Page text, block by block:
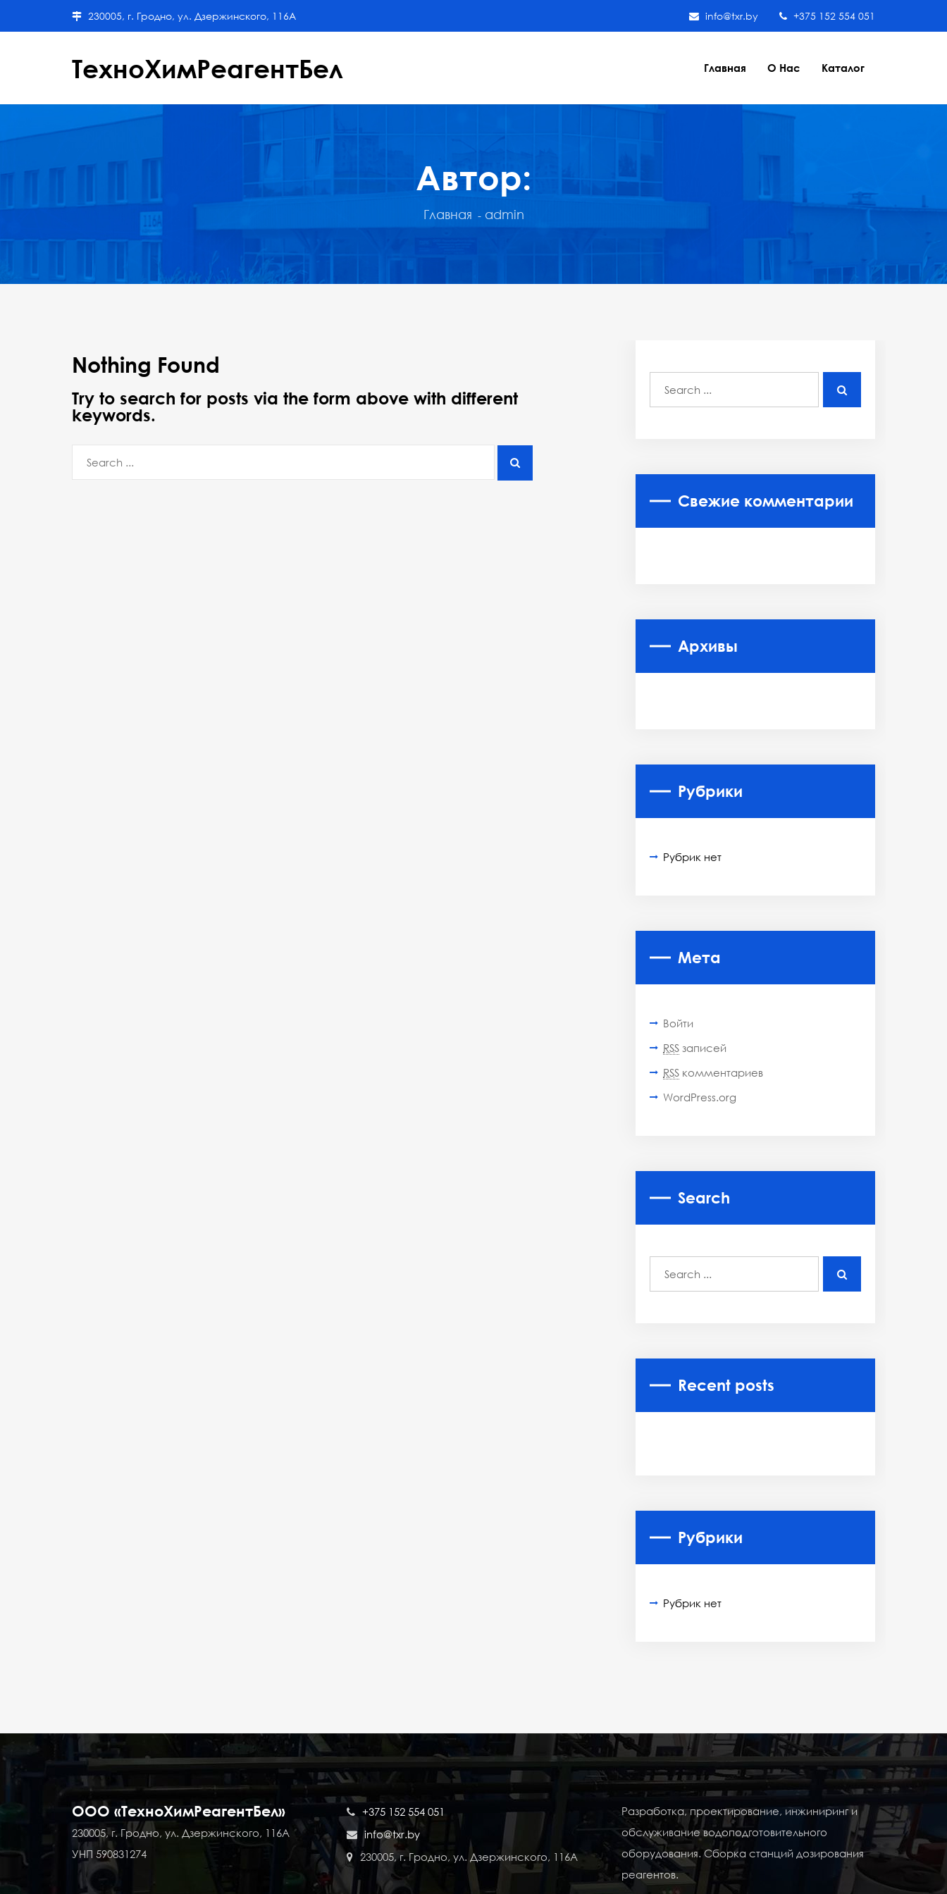
230005, г. Гродно, ул. Дзержинского, 116А +375 152 554 051
info@txr.by
ТехноХимРеагентБел Главная О Нас Каталог
Автор:
Главная admin
Nothing Found
Try to search for posts via the form above with different
keywords.
Свежие комментарии
Архивы
Рубрики
Рубрик нет
Мета
Войти
RSS записей
RSS комментариев
WordPress.org
Search
Recent posts
Рубрики
Рубрик нет
ООО «ТехноХимРеагентБел»
230005, г. Гродно, ул. Дзержинского, 116А
УНП 590831274
+375 152 554 051
info@txr.by
230005, г. Гродно, ул. Дзержинского, 116А
Разработка, проектирование, инжиниринг и
обслуживание водоподготовительного
оборудования. Сборка станций дозирования
реагентов.